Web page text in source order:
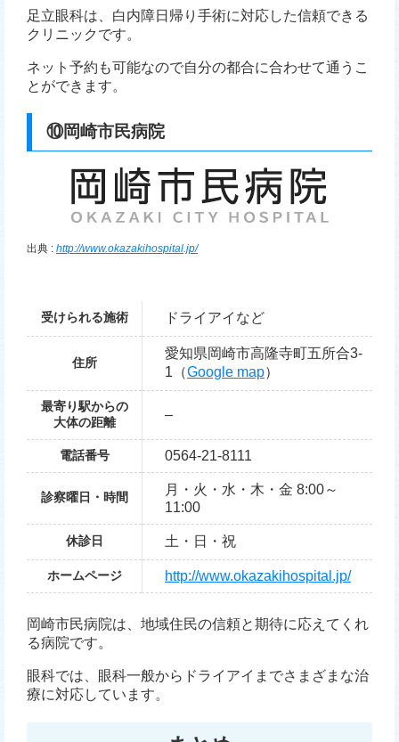
足立眼科は、白内障日帰り手術に対応した信頼できる
クリニックです。
ネット予約も可能なので自分の都合に合わせて通うこ
とができます。
⑩岡崎市民病院
出典 : http://www.okazakihospital.jp/
受けられる施術 ドライアイなど
住所
愛知県岡崎市高隆寺町五所合3-
1（Google map）
最寄り駅からの
大体の距離
–
電話番号 0564-21-8111
診察曜日・時間
月・火・水・木・金 8:00～
11:00
休診日 土・日・祝
ホームページ http://www.okazakihospital.jp/
岡崎市民病院は、地域住民の信頼と期待に応えてくれ
る病院です。
眼科では、眼科一般からドライアイまでさまざまな治
療に対応しています。